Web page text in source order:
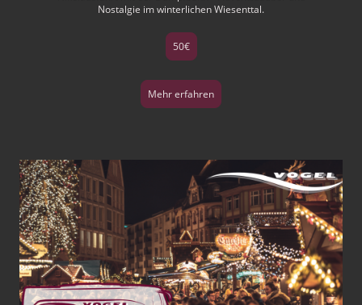
Nostalgie im winterlichen Wiesenttal.
50€
Mehr erfahren